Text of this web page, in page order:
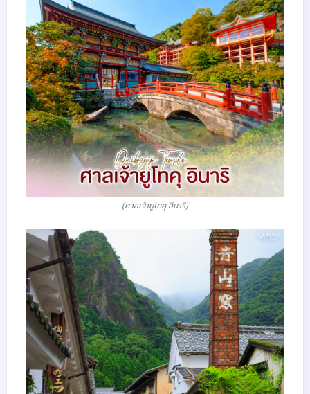
(ศาลเจ้ายูโทคุ อินาริ)